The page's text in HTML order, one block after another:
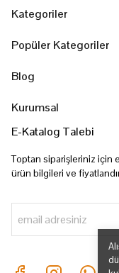
Kategoriler
Popüler Kategoriler
Blog
Kurumsal
E-Katalog Talebi
Toptan siparişleriniz için
ürün bilgileri ve